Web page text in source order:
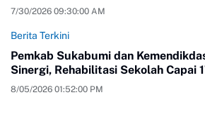
7/30/2026 09:30:00 AM
Berita Terkini
Pemkab Sukabumi dan
Sinergi, Rehabilitasi Sekolah Capai
8/05/2026 01:52:00 PM